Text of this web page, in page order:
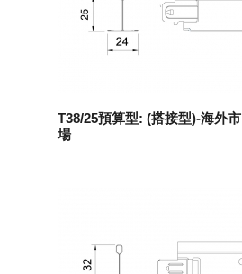
T38/25預算型: (搭接型)-海外市
場